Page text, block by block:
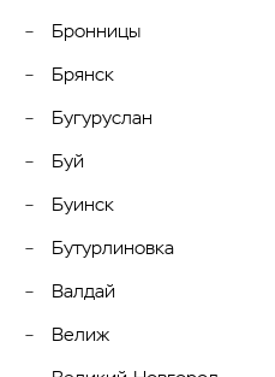
Бронницы
Брянск
Бугуруслан
Буй
Буинск
Бутурлиновка
Валдай
Велиж